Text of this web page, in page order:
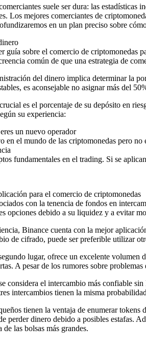
suele ser dura: las estadísticas
Los mejores comerciantes de
en un plan preciso sobre
guía sobre el comercio de criptomonedas
común de que una estrategia de
del dinero implica determinar la
es aconsejable no asignar más del
es el porcentaje de su depósito en
su experiencia:
un nuevo operador
en el mundo de las criptomonedas pero
fundamentales en el trading. Si se
para el comercio de criptomonedas
con la tenencia de fondos en
opciones debido a su liquidez y a evitar
Binance cuenta con la mejor
de cifrado, puede ser preferible utilizar
lugar, ofrece un excelente volumen
A pesar de los rumores sobre
considera el intercambio más confiable
intercambios tienen la misma
tienen la ventaja de enumerar
perder dinero debido a posibles estafas.
las bolsas más grandes.